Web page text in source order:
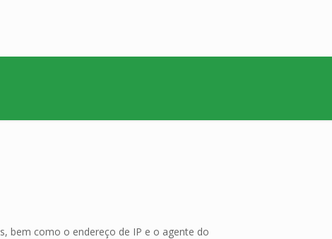
bem como o endereço de IP e o agente do